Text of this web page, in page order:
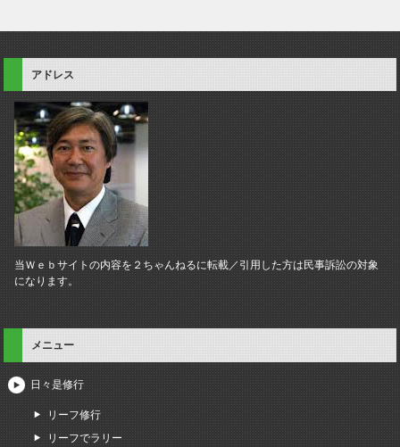
アドレス
当Ｗｅｂサイトの内容を２ちゃんねるに転載／引用した方は民事訴訟の対象
になります。
メニュー
日々是修行
リーフ修行
リーフでラリー